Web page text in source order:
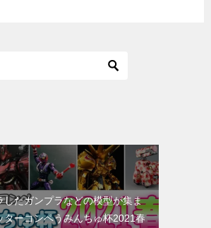
したガンプラなどの模型が集ま
ターコンペうみんちゅ杯2021春